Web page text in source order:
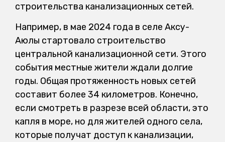
строительства канализационных сетей.
Например, в мае 2024 года в селе Аксу-
Аюлы стартовало строительство
центральной канализационной сети. Этого
события местные жители ждали долгие
годы. Общая протяженность новых сетей
составит более 34 километров. Конечно,
если смотреть в разрезе всей области, это
капля в море, но для жителей одного села,
которые получат доступ к канализации,